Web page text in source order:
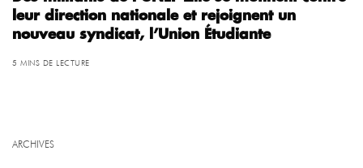
leur direction nationale et rejoignent un
nouveau syndicat, l’Union Étudiante
5 MINS DE LECTURE
ARCHIVES